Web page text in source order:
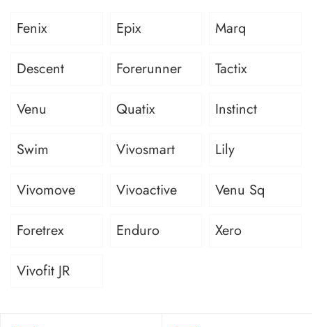
Fenix Epix
Marq
Descent
Forerunner
Tactix
Venu
Quatix
Instinct
Swim
Vivosmart
Lily
Vivomove
Vivoactive
Venu Sq
Foretrex
Enduro
Xero
Vivofit JR